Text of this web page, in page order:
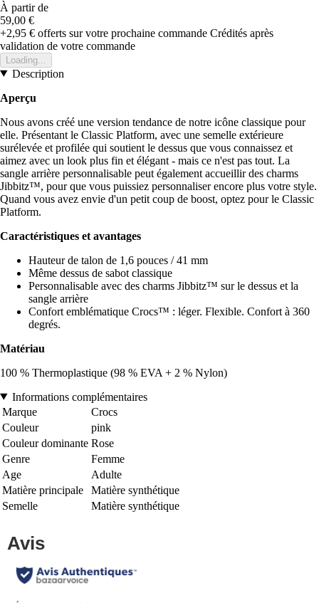
À partir de
59,00 €
+2,95 € offerts sur votre prochaine commande Crédités après
validation de votre commande
Loading...
Description
Aperçu
Nous avons créé une version tendance de notre icône classique pour
elle. Présentant le Classic Platform, avec une semelle extérieure
surélevée et profilée qui soutient le dessus que vous connaissez et
aimez avec un look plus fin et élégant - mais ce n'est pas tout. La
sangle arrière personnalisable peut également accueillir des charms
Jibbitz™, pour que vous puissiez personnaliser encore plus votre style.
Quand vous avez envie d'un petit coup de boost, optez pour le Classic
Platform.
Caractéristiques et avantages
Hauteur de talon de 1,6 pouces / 41 mm
Même dessus de sabot classique
Personnalisable avec des charms Jibbitz™ sur le dessus et la
sangle arrière
Confort emblématique Crocs™ : léger. Flexible. Confort à 360
degrés.
Matériau
100 % Thermoplastique (98 % EVA + 2 % Nylon)
Informations complémentaires
Marque
Crocs
Couleur
pink
Couleur dominante Rose
Genre
Femme
Age
Adulte
Matière principale
Matière synthétique
Semelle
Matière synthétique